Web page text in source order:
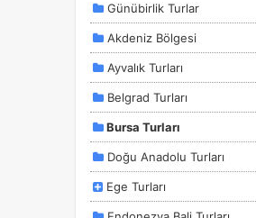
Günübirlik Turlar
Akdeniz Bölgesi
Ayvalık Turları
Belgrad Turları
Bursa Turları
Doğu Anadolu Turları
Ege Turları